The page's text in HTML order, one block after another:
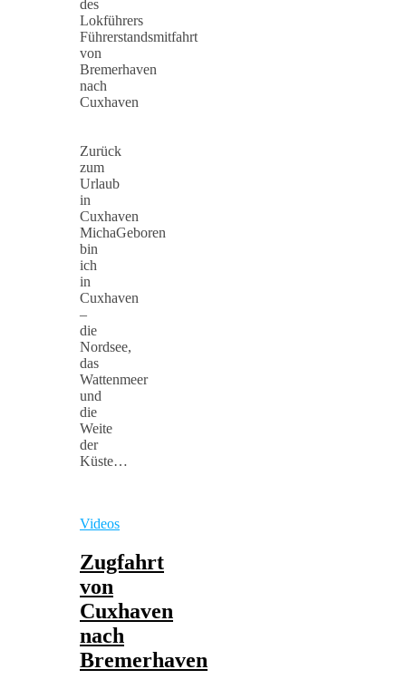
des
Lokführers
Führerstandsmitfahrt
von
Bremerhaven
nach
Cuxhaven
Zurück
zum
Urlaub
in
Cuxhaven
MichaGeboren
bin
ich
in
Cuxhaven
–
die
Nordsee,
das
Wattenmeer
und
die
Weite
der
Küste…
Videos
Zugfahrt
von
Cuxhaven
nach
Bremerhaven